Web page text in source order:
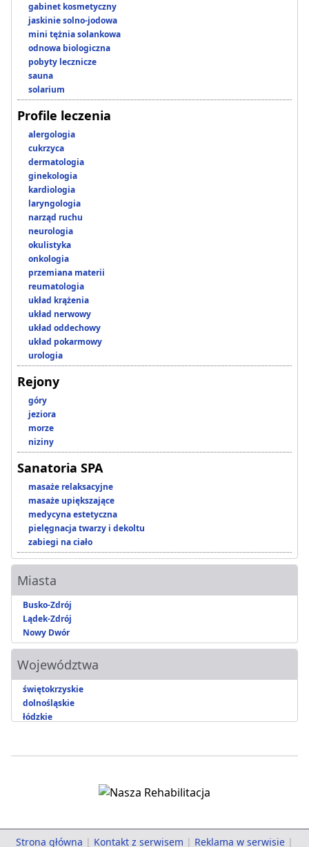
gabinet kosmetyczny
jaskinie solno-jodowa
mini tężnia solankowa
odnowa biologiczna
pobyty lecznicze
sauna
solarium
Profile leczenia
alergologia
cukrzyca
dermatologia
ginekologia
kardiologia
laryngologia
narząd ruchu
neurologia
okulistyka
onkologia
przemiana materii
reumatologia
układ krążenia
układ nerwowy
układ oddechowy
układ pokarmowy
urologia
Rejony
góry
jeziora
morze
niziny
Sanatoria SPA
masaże relaksacyjne
masaże upiększające
medycyna estetyczna
pielęgnacja twarzy i dekoltu
zabiegi na ciało
Miasta
Busko-Zdrój
Lądek-Zdrój
Nowy Dwór
Województwa
świętokrzyskie
dolnośląskie
łódzkie
Strona główna | Kontakt z serwisem | Reklama w serwisie |